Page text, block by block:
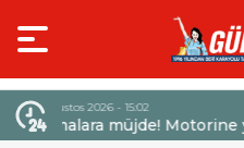
yarın gece (05.08.2026,